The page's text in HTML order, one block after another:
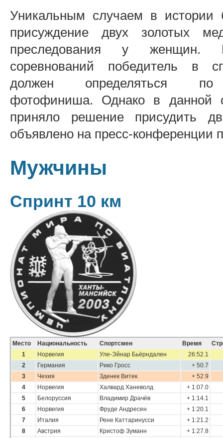
Уникальным случаем в истории
присуждение двух золотых
преследования у женщин.
соревнований победитель в
должен определяться по
фотофиниша. Однако в данной
приняло решение присудить
объявлено на пресс-конференции
Мужчины
Спринт 10 км
Место Национальность Спортсмен Время
1
Норвегия Уле-Эйнар Бьёрндален
26:52.1
2
Германия Рико Гросс
+ 50.7
3
Чехия Зденек Витек
+ 52.9
4
Норвегия Халвард Ханеволд
+ 1:07.0
5
Белоруссия Владимир Драчёв
+ 1:14.1
6
Норвегия Фруде Андресен
+ 1:20.1
7
Италия Рене Каттаринусси
+ 1:21.2
8
Австрия Кристоф Зуманн
+ 1:27.8